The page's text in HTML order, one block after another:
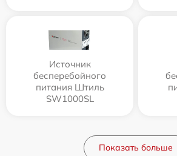
Источник
бесперебойного
питания Штиль
SW1000SL
Показать больше